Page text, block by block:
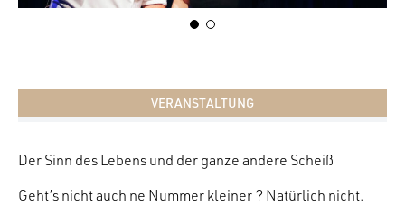
VERANSTALTUNG
Der Sinn des Lebens und der ganze andere Scheiß
Geht’s nicht auch ne Nummer kleiner ? Natürlich nicht.